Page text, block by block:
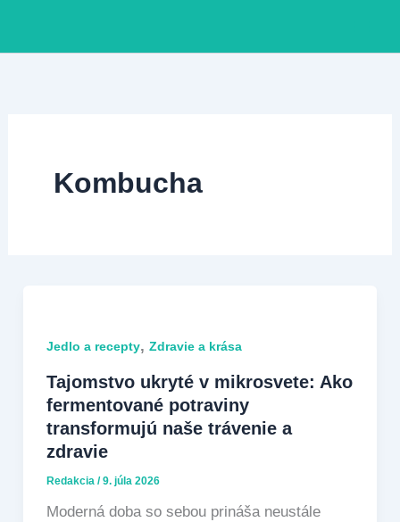
Kombucha
Jedlo a recepty, Zdravie a krása
Tajomstvo ukryté v mikrosvete: Ako
fermentované potraviny
transformujú naše trávenie a
zdravie
Redakcia /9. júla 2026
Moderná doba so sebou prináša neustále